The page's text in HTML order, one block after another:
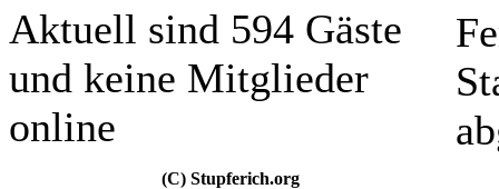
Aktuell sind 594 Gäste
und keine Mitglieder
online
(C) Stupferich.org